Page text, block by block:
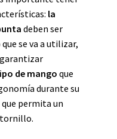
la
deben ser
se va a utilizar,
de mango que
durante su
que permita un
tornillo.